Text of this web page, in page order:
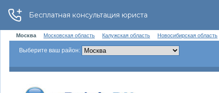
Москва Московская область Калужская область Новосибирская область
Выберите ваш район: